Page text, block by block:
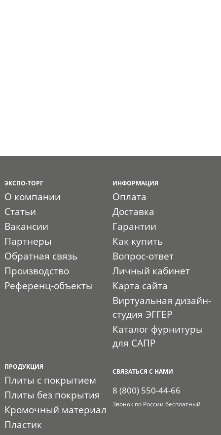
ЭКСПО-ТОРГ
О компании
Статьи
Вакансии
Партнеры
Обратная связь
Производство
Референц-объекты
ИНФОРМАЦИЯ
Оплата
Доставка
Гарантии
Как купить
Вопрос-ответ
Личный кабинет
Карта сайта
Виртуальная дизайн-
студия ЭГГЕР
Каталог фурнитуры
для САПР
ПРОДУКЦИЯ
Плиты с покрытием
Плиты без покрытия
Кромочный материал
Пластик
СВЯЗАТЬСЯ С НАМИ
8 (800) 550-44-66
Звонок по России бесплатный